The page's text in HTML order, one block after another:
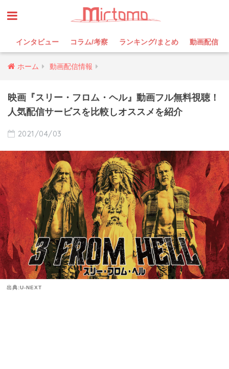
インタビュー コラム/考察 ランキング/まとめ 動画配信
ホーム 動画配信情報
映画『スリー・フロム・ヘル』動画フル無料視聴！
人気配信サービスを比較しオススメを紹介
2021/04/03
出典:U-NEXT